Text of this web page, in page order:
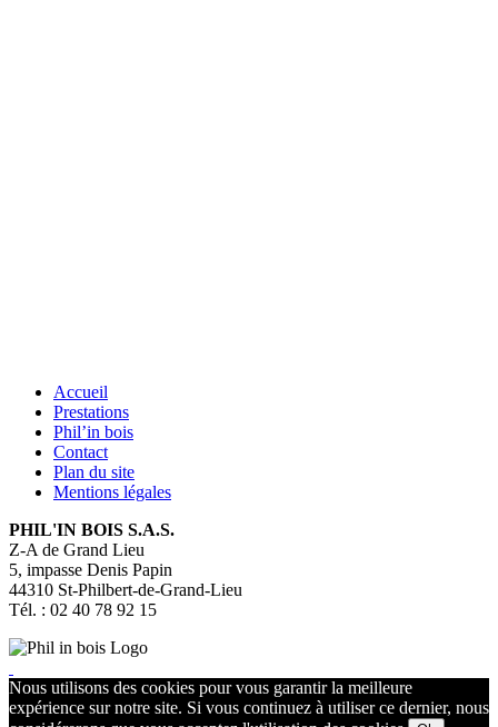
Accueil
Prestations
Phil’in bois
Contact
Plan du site
Mentions légales
PHIL'IN BOIS S.A.S.
Z-A de Grand Lieu
5, impasse Denis Papin
44310 St-Philbert-de-Grand-Lieu
Tél. : 02 40 78 92 15
Nous utilisons des cookies pour vous garantir la meilleure
expérience sur notre site. Si vous continuez à utiliser ce dernier, nous